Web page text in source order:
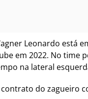
Leonardo está
em 2022. No time
na lateral
contrato do zagueiro